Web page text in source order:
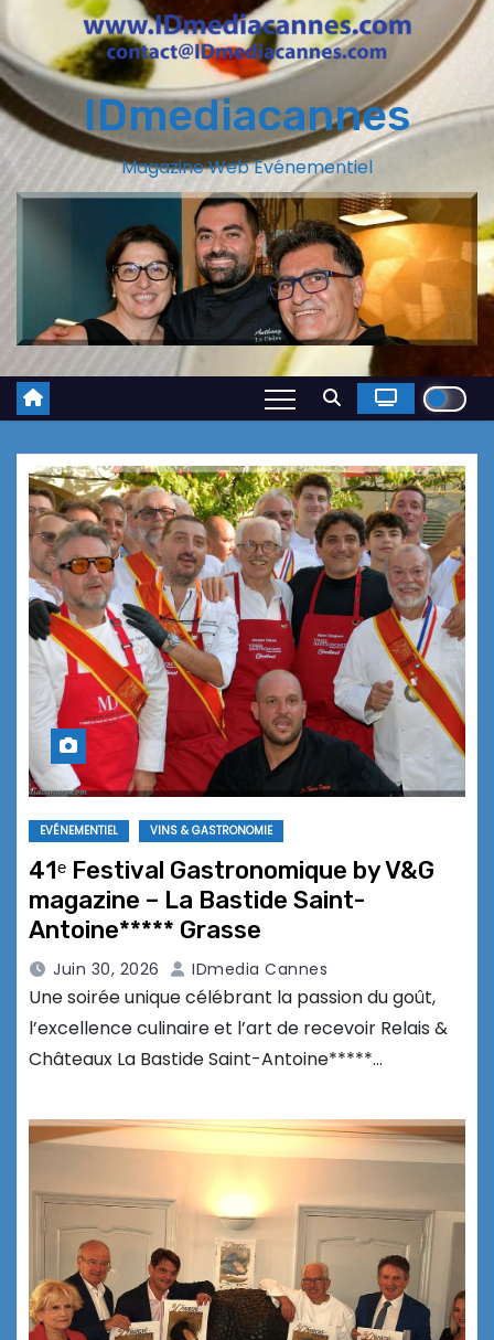
IDmediacannes
Magazine Web Evénementiel
EVÉNEMENTIEL VINS & GASTRONOMIE
41ᵉ Festival Gastronomique by V&G
magazine – La Bastide Saint-
Antoine***** Grasse
Juin 30, 2026 IDmedia Cannes
Une soirée unique célébrant la passion du goût,
l’excellence culinaire et l’art de recevoir Relais &
Châteaux La Bastide Saint-Antoine*****…